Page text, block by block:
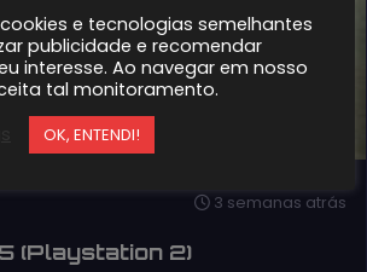
3 semanas atrás
(Playstation 2)
e tecnologias semelhantes
publicidade e recomendar
interesse. Ao navegar em nosso
tal monitoramento.
OK, ENTENDI!